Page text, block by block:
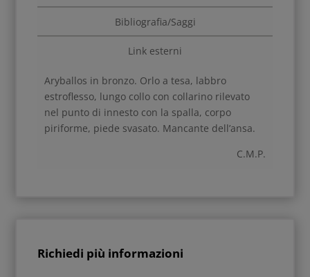
Bibliografia/Saggi
Link esterni
Aryballos in bronzo. Orlo a tesa, labbro
estroflesso, lungo collo con collarino rilevato
nel punto di innesto con la spalla, corpo
piriforme, piede svasato. Mancante dell’ansa.
C.M.P.
Richiedi più informazioni